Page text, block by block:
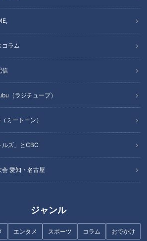
コラム
信
（ラジチューブ）
ミートーン）
ルズ」とCBC
会 愛知・名古屋
ジャンル
エンタメ スポーツ コラム おでかけ
たへのおすすめ
印良品 東
【家計
豊富な海
」をセレ
キヤ」の新業態！？本格パンチ